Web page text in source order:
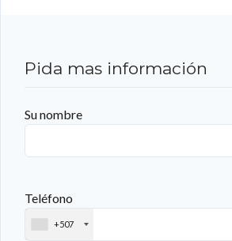
Pida mas información
Su nombre
Teléfono
+507